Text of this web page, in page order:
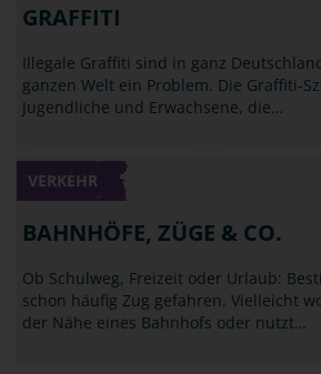
GRAFFITI
Illegale Graffiti sind in ganz
ganzen Welt ein Problem. Die Graffiti-
Jugendliche und Erwachsene, die…
VERKEHR
BAHNHÖFE, ZÜGE & CO.
Ob Schulweg, Freizeit oder Urlaub:
schon häufig Zug gefahren. Vielleicht
der Nähe eines Bahnhofs oder nutzt…